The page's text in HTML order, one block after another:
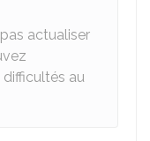
actualiser
au